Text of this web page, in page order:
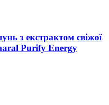
з екстрактом свіжої
Purify Energy